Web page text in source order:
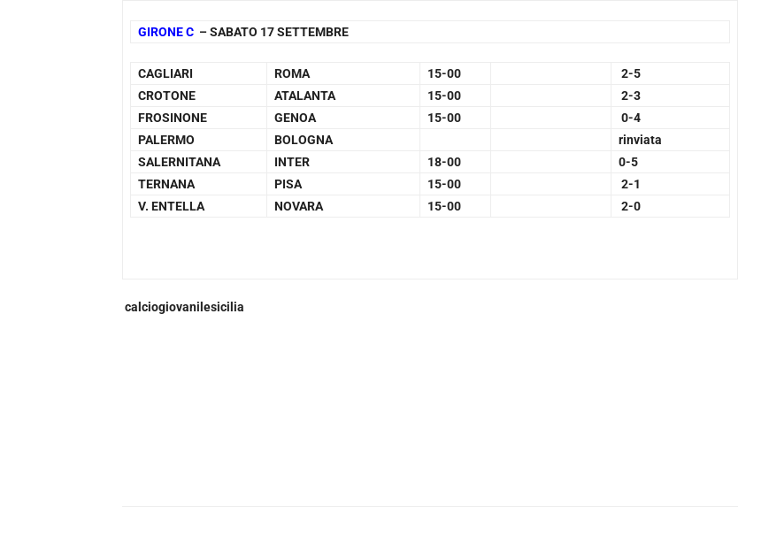
GIRONE C – SABATO 17 SETTEMBRE
CAGLIARI ROMA 15-00
2-5
CROTONE
ATALANTA 15-00
2-3
FROSINONE
GENOA 15-00
0-4
PALERMO
BOLOGNA
rinviata
SALERNITANA
INTER 18-00
0-5
TERNANA
PISA 15-00
2-1
V. ENTELLA
NOVARA 15-00 2-0
calciogiovanilesicilia